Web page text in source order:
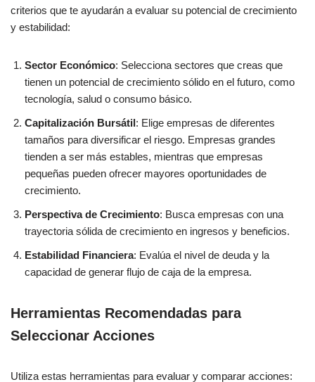
criterios que te ayudarán a evaluar su potencial de crecimiento
y estabilidad:
Sector Económico: Selecciona sectores que creas que
tienen un potencial de crecimiento sólido en el futuro, como
tecnología, salud o consumo básico.
Capitalización Bursátil: Elige empresas de diferentes
tamaños para diversificar el riesgo. Empresas grandes
tienden a ser más estables, mientras que empresas
pequeñas pueden ofrecer mayores oportunidades de
crecimiento.
Perspectiva de Crecimiento: Busca empresas con una
trayectoria sólida de crecimiento en ingresos y beneficios.
Estabilidad Financiera: Evalúa el nivel de deuda y la
capacidad de generar flujo de caja de la empresa.
Herramientas Recomendadas para
Seleccionar Acciones
Utiliza estas herramientas para evaluar y comparar acciones: